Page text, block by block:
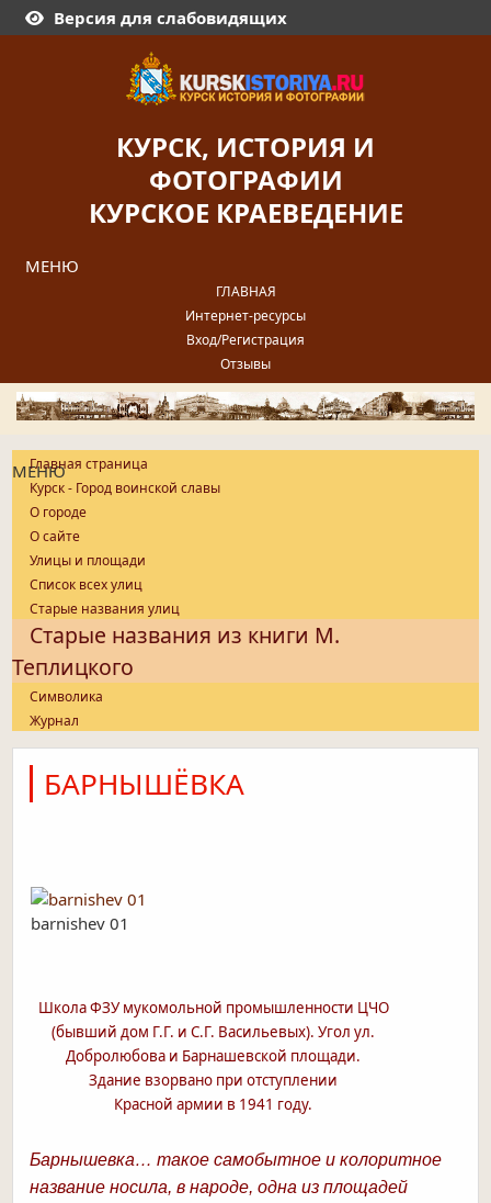
Версия для слабовидящих
КУРСК, ИСТОРИЯ И
ФОТОГРАФИИ
КУРСКОЕ КРАЕВЕДЕНИЕ
МЕНЮ
ГЛАВНАЯ
Интернет-ресурсы
Вход/Регистрация
Отзывы
МЕНЮ
Главная страница
Курск - Город воинской славы
О городе
О сайте
Улицы и площади
Список всех улиц
Старые названия улиц
Старые названия из книги М.
Теплицкого
Символика
Журнал
БАРНЫШЁВКА
barnishev 01
Школа ФЗУ мукомольной промышленности ЦЧО
(бывший дом Г.Г. и С.Г. Васильевых). Угол ул.
Добролюбова и Барнашевской площади.
Здание взорвано при отступлении
Красной армии в 1941 году.
Барнышевка… такое самобытное и колоритное
название носила, в народе, одна из площадей